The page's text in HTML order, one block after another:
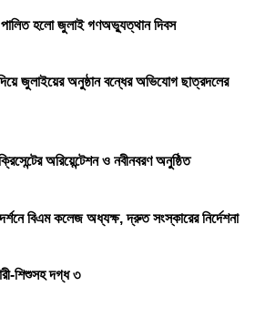
হলো জুলাই গণঅভ্যুত্থান দিবস
জুলাইয়ের অনুষ্ঠান বন্ধের অভিযোগ ছাত্রদলের
অরিয়েন্টেশন ও নবীনবরণ অনুষ্ঠিত
বিএম কলেজ অধ্যক্ষ, দ্রুত সংস্কারের নির্দেশনা
শিশুসহ দগ্ধ ৩